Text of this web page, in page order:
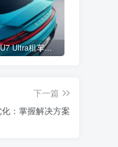
小米SU7 Ultra租车单日价格高达万元：一月内已约满 预计一年回本
下一篇
：掌握解决方案